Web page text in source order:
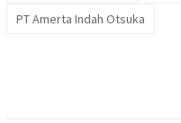
PT Amerta Indah Otsuka